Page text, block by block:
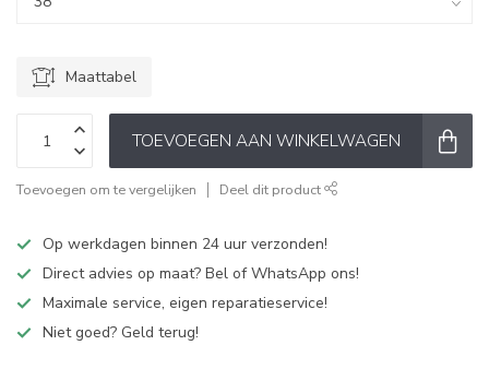
Maattabel
TOEVOEGEN AAN WINKELWAGEN
Toevoegen om te vergelijken Deel dit product
Op werkdagen binnen 24 uur verzonden!
Direct advies op maat? Bel of WhatsApp ons!
Maximale service, eigen reparatieservice!
Niet goed? Geld terug!